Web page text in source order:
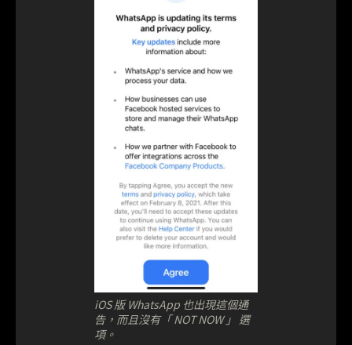
iOS 版 WhatsApp 也出現這個通
告，而且沒有「 NOT NOW 」 選
項。